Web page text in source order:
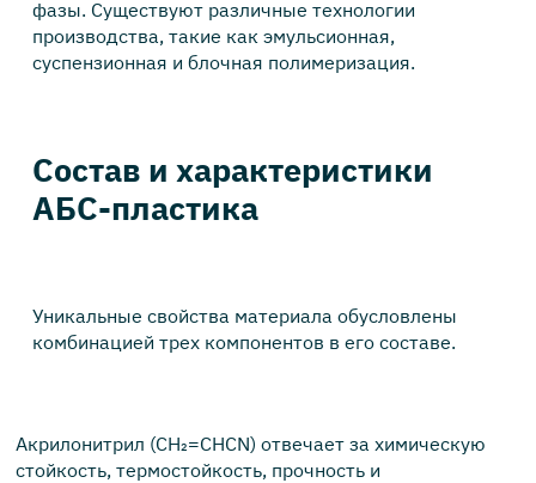
фазы. Существуют различные технологии
производства, такие как эмульсионная,
суспензионная и блочная полимеризация.
Состав и характеристики
АБС-пластика
Уникальные свойства материала обусловлены
комбинацией трех компонентов в его составе.
Акрилонитрил (CH₂=CHCN) отвечает за химическую
стойкость, термостойкость, прочность и